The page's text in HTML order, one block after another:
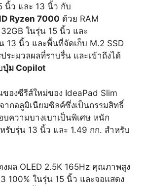
นิ้ว และ 13 นิ้ว กับ
Ryzen 7000 ด้วย RAM
ในรุ่น 15 นิ้ว และ
13 นิ้ว และพื้นที่จัดเก็บ M.2 SSD
ระมวลผลที่ราบรื่น และเข้าถึงได้
ปุ่ม Copilot
องซีรีส์ใหม่ของ IdeaPad Slim
กอลูมิเนียมซิลค์ซึ่งเป็นกรรมสิทธิ์
ความบางเบาเป็นพิเศษ หนัก
หรับรุ่น 13 นิ้ว และ 1.49 กก. สำหรับ
ผล OLED 2.5K 165Hz คุณภาพสูง
100% ในรุ่น 15 นิ้ว และจอแสดง